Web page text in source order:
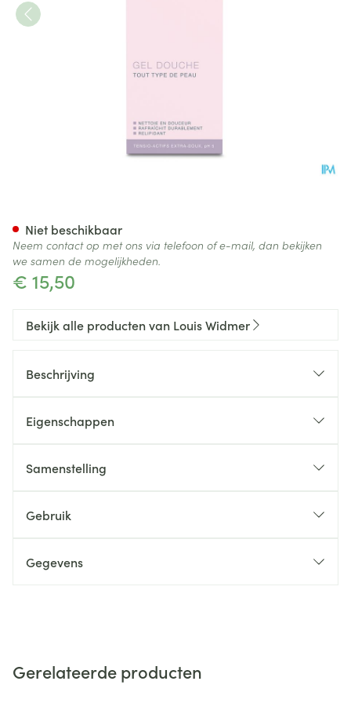
€ 15,50
Niet beschikbaar
Neem contact op met ons via telefoon of e-mail, dan bekijken
we samen de mogelijkheden.
Bekijk alle producten van Louis Widmer
Beschrijving
Eigenschappen
Samenstelling
Gebruik
Gegevens
Gerelateerde producten